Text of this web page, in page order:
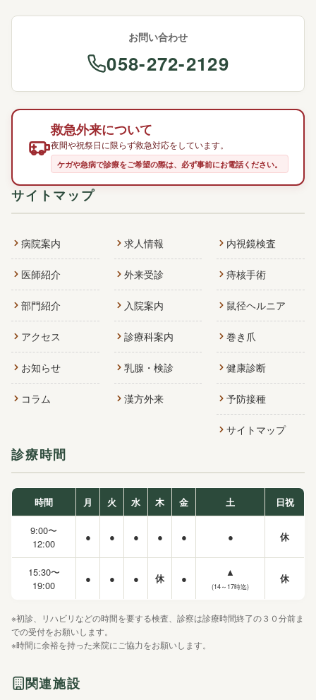
お問い合わせ
058-272-2129
救急外来について
夜間や祝祭日に限らず救急対応をしています。
ケガや急病で診療をご希望の際は、必ず事前にお電話ください。
サイトマップ
病院案内
医師紹介
部門紹介
アクセス
お知らせ
コラム
求人情報
外来受診
入院案内
診療科案内
乳腺・検診
漢方外来
内視鏡検査
痔核手術
鼠径ヘルニア
巻き爪
健康診断
予防接種
サイトマップ
診療時間
時間 月 火 水 木 金 土 日祝
9:00〜
12:00
● ● ● ● ● ● 休
15:30〜
19:00
● ● ● 休 ● ▲
(14～17時迄)
休
※初診、リハビリなどの時間を要する検査、診察は診療時間終了の３０分前ま
での受付をお願いします。
※時間に余裕を持った来院にご協力をお願いします。
関連施設